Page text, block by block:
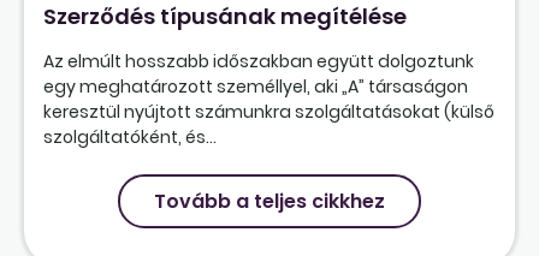
Szerződés típusának megítélése
Az elmúlt hosszabb időszakban együtt dolgoztunk
egy meghatározott személlyel, aki „A” társaságon
keresztül nyújtott számunkra szolgáltatásokat (külső
szolgáltatóként, és...
Tovább a teljes cikkhez